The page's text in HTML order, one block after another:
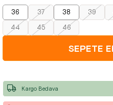
36 37 38 39
44
45 46
Kargo Bedava